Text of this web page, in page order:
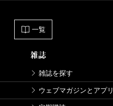
一覧
雑誌
雑誌を探す
ウェブマガジンとアプリ